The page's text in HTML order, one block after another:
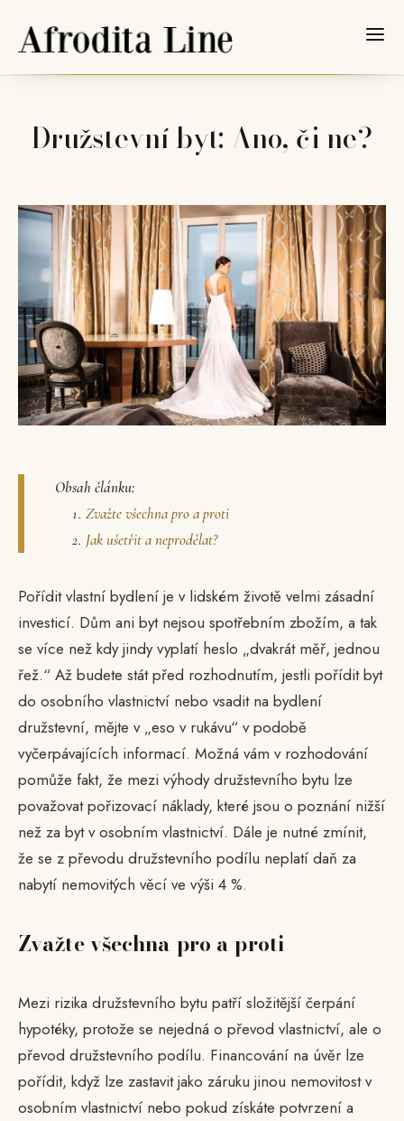
Družstevní byt: Ano, či ne?
Obsah článku:
Zvažte všechna pro a proti
Jak ušetřit a neprodělat?
Pořídit vlastní bydlení je v lidském životě velmi zásadní
investicí. Dům ani byt nejsou spotřebním zbožím, a tak
se více než kdy jindy vyplatí heslo „dvakrát měř, jednou
řež.“ Až budete stát před rozhodnutím, jestli pořídit byt
do osobního vlastnictví nebo vsadit na bydlení
družstevní, mějte v „eso v rukávu“ v podobě
vyčerpávajících informací. Možná vám v rozhodování
pomůže fakt, že mezi výhody družstevního bytu lze
považovat pořizovací náklady, které jsou o poznání nižší
než za byt v osobním vlastnictví. Dále je nutné zmínit,
že se z převodu družstevního podílu neplatí daň za
nabytí nemovitých věcí ve výši 4 %.
Zvažte všechna pro a proti
Mezi rizika družstevního bytu patří složitější čerpání
hypotéky, protože se nejedná o převod vlastnictví, ale o
převod družstevního podílu. Financování na úvěr lze
pořídit, když lze zastavit jako záruku jinou nemovitost v
osobním vlastnictví nebo pokud získáte potvrzení a